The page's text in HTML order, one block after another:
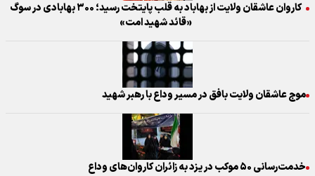
کاروان عاشقان ولایت از بهاباد به قلب پایتخت رسید؛ ۳۰۰ بهابادی در سوگ
«قائد شهید امت»
موج عاشقان ولایت بافق در مسیر وداع با رهبر شهید
خدمت‌رسانی ۵۰ موکب در یزد به زائران کاروان‌های وداع